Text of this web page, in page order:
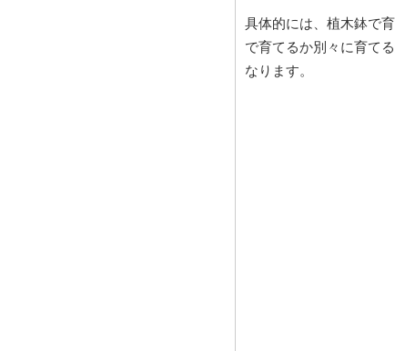
具体的には、植木鉢で
で育てるか別々に育て
なります。